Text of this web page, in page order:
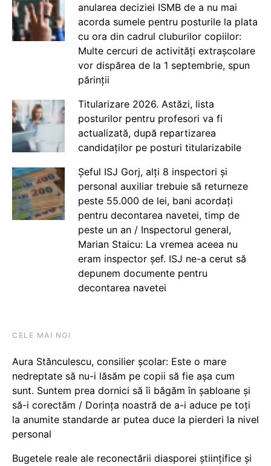
anularea deciziei ISMB de a nu mai
acorda sumele pentru posturile la plata
cu ora din cadrul cluburilor copiilor:
Multe cercuri de activități extrașcolare
vor dispărea de la 1 septembrie, spun
părinții
Titularizare 2026. Astăzi, lista
posturilor pentru profesori va fi
actualizată, după repartizarea
candidaților pe posturi titularizabile
Șeful ISJ Gorj, alți 8 inspectori și
personal auxiliar trebuie să returneze
peste 55.000 de lei, bani acordați
pentru decontarea navetei, timp de
peste un an / Inspectorul general,
Marian Staicu: La vremea aceea nu
eram inspector șef. ISJ ne-a cerut să
depunem documente pentru
decontarea navetei
CELE MAI NOI
Aura Stănculescu, consilier școlar: Este o mare
nedreptate să nu-i lăsăm pe copii să fie așa cum
sunt. Suntem prea dornici să îi băgăm în șabloane și
să-i corectăm / Dorința noastră de a-i aduce pe toți
la anumite standarde ar putea duce la pierderi la nivel
personal
Bugetele reale ale reconectării diasporei științifice și